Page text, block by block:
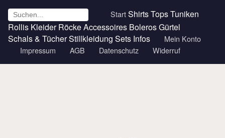
StartShirtsTopsTuniken
Rollis Kleider RöckeAccessoires BolerosGürtel
Schals & TücherStillkleidung Sets Infos
Mein Konto
Impressum
AGB Datenschutz Widerruf